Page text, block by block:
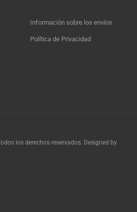
Información sobre los envíos
Política de Privacidad
los derechos reservados. Designed by